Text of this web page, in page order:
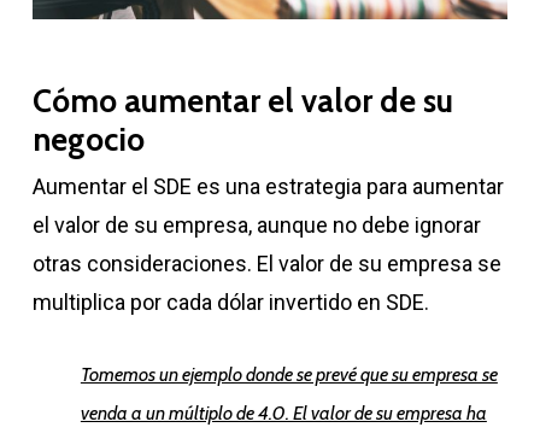
Cómo aumentar el valor de su
negocio
Aumentar el SDE es una estrategia para aumentar
el valor de su empresa, aunque no debe ignorar
otras consideraciones. El valor de su empresa se
multiplica por cada dólar invertido en SDE.
Tomemos un ejemplo donde se prevé que su empresa se
venda a un múltiplo de 4.0. El valor de su empresa ha